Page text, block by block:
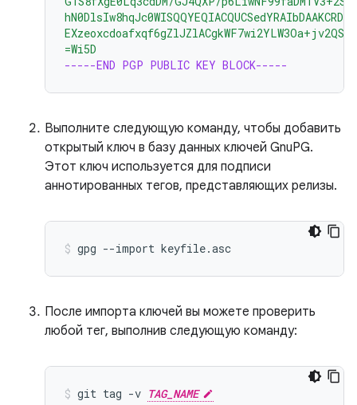
=Wi5D
-----END PGP PUBLIC KEY BLOCK-----
Выполните следующую команду, чтобы добавить
открытый ключ в базу данных ключей GnuPG.
Этот ключ используется для подписи
аннотированных тегов, представляющих релизы.
gpg --import keyfile.asc
После импорта ключей вы можете проверить
любой тег, выполнив следующую команду:
git tag -v TAG_NAME